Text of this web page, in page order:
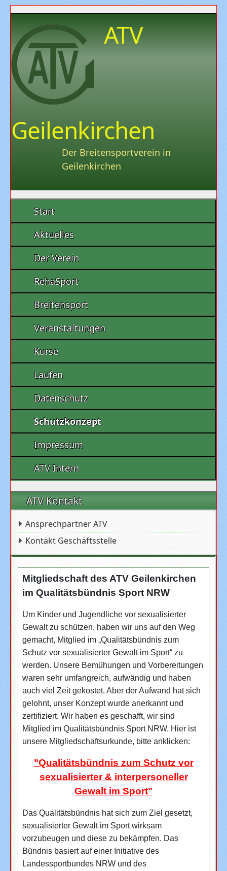
ATV
Geilenkirchen
Der Breitensportverein in
Geilenkirchen
Start
Aktuelles
Der Verein
RehaSport
Breitensport
Veranstaltungen
Kurse
Laufen
Datenschutz
Schutzkonzept
Impressum
ATV Intern
ATV Kontakt
Ansprechpartner ATV
Kontakt Geschäftsstelle
Mitgliedschaft des ATV Geilenkirchen
im Qualitätsbündnis Sport NRW
Um Kinder und Jugendliche vor sexualisierter
Gewalt zu schützen, haben wir uns auf den Weg
gemacht, Mitglied im „Qualitätsbündnis zum
Schutz vor sexualisierter Gewalt im Sport“ zu
werden. Unsere Bemühungen und Vorbereitungen
waren sehr umfangreich, aufwändig und haben
auch viel Zeit gekostet. Aber der Aufwand hat sich
gelohnt, unser Konzept wurde anerkannt und
zertifiziert. Wir haben es geschafft, wir sind
Mitglied im Qualitätsbündnis Sport NRW. Hier ist
unsere Mitgliedschaftsurkunde, bitte anklicken:
"Qualitätsbündnis zum Schutz vor
sexualisierter & interpersoneller
Gewalt im Sport"
Das Qualitätsbündnis hat sich zum Ziel gesetzt,
sexualisierter Gewalt im Sport wirksam
vorzubeugen und diese zu bekämpfen. Das
Bündnis basiert auf einer Initiative des
Landessportbundes NRW und des